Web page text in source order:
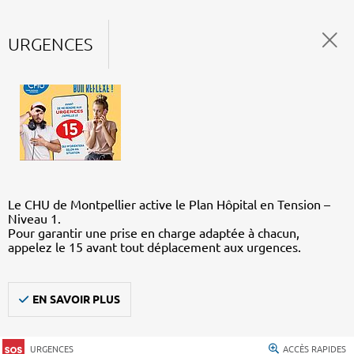
URGENCES
Le CHU de Montpellier active le Plan Hôpital en Tension –
Niveau 1.
Pour garantir une prise en charge adaptée à chacun,
appelez le 15 avant tout déplacement aux urgences.
EN SAVOIR PLUS
URGENCES ACCÈS RAPIDES